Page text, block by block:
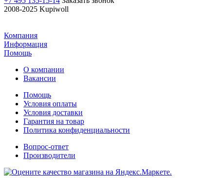
2008-2025 Kupiwoll
Компания
Информация
Помощь
О компании
Вакансии
Помощь
Условия оплаты
Условия доставки
Гарантия на товар
Политика конфиденциальности
Вопрос-ответ
Производители